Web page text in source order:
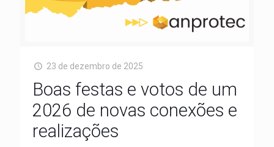
23 de dezembro de 2025
Boas festas e votos de um
2026 de novas conexões e
realizações